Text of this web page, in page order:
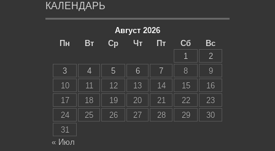
КАЛЕНДАРЬ
Август 2026
Пн
Вт Ср Чт Пт Сб
Вс
1
2
3
4 5 6 7 8
9
10
11 12 13 14 15
16
17
18 19 20 21 22
23
24
25 26 27 28 29
30
31
« Июл